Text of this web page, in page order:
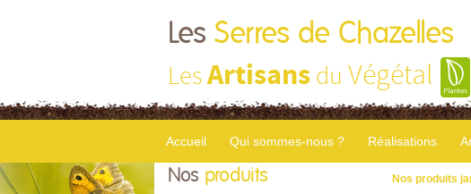
Les Serres de Chazelles
LesArtisans du Végétal
Accueil Qui sommes-nous ? Réalisations
Nos produits Nos produits